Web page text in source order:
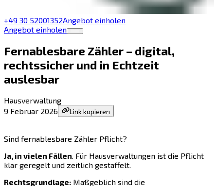
+49 30 52001352Angebot einholen
Angebot einholen
Fernablesbare Zähler – digital,
rechtssicher und in Echtzeit
auslesbar
Hausverwaltung
9 Februar 2026
Link kopieren
Sind fernablesbare Zähler Pflicht?
Ja, in vielen Fällen. Für Hausverwaltungen ist die Pflicht
klar geregelt und zeitlich gestaffelt.
Rechtsgrundlage: Maßgeblich sind die